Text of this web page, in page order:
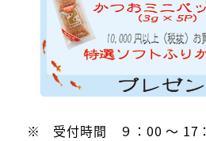
※ 受付時間 ９：00 ～ 17：